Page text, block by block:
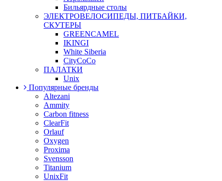
Бильярдные столы
ЭЛЕКТРОВЕЛОСИПЕДЫ, ПИТБАЙКИ,
СКУТЕРЫ
GREENCAMEL
IKINGI
White Siberia
CityCoCo
ПАЛАТКИ
Unix
Популярные бренды
Altezani
Ammity
Carbon fitness
ClearFit
Orlauf
Oxygen
Proxima
Svensson
Titanium
UnixFit